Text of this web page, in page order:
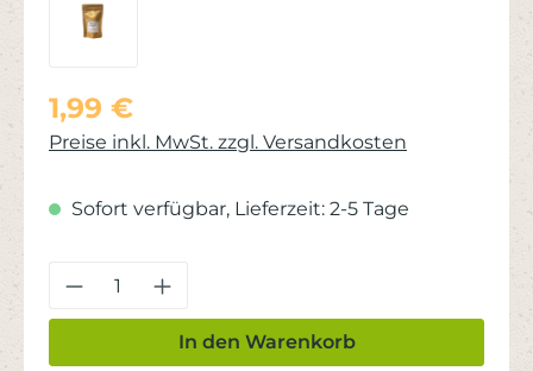
Regulärer Preis:
1,99 €
Preise inkl. MwSt. zzgl. Versandkosten
Sofort verfügbar, Lieferzeit: 2-5 Tage
Produkt Anzahl: Gib den
In den Warenkorb